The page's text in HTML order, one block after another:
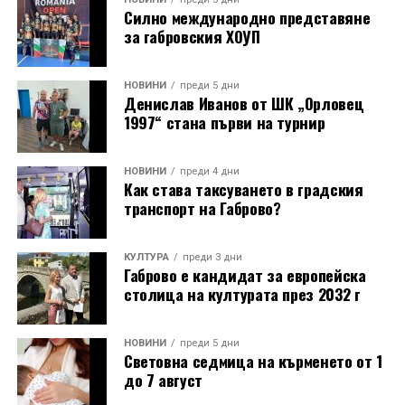
Силно международно представяне
за габровския ХОУП
НОВИНИ преди 5 дни
Денислав Иванов от ШК „Орловец
1997“ стана първи на турнир
НОВИНИ преди 4 дни
Как става таксуването в градския
транспорт на Габрово?
КУЛТУРА преди 3 дни
Габрово е кандидат за европейска
столица на културата през 2032 г
НОВИНИ преди 5 дни
Световна седмица на кърменето от 1
до 7 август